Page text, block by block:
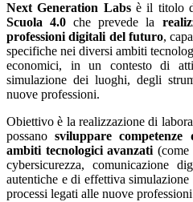
Next Generation Labsè il titolo
Scuola 4.0 che prevede la
professioni digitali del futuro,
specifiche nei diversi ambiti
economici, in un contesto di
simulazione dei luoghi, degli
nuove professioni.
Obiettivo è la realizzazione di
possanosviluppare
ambiti tecnologici avanzati (come
cybersicurezza, comunicazione
autentiche e di effettiva
processi legati alle nuove